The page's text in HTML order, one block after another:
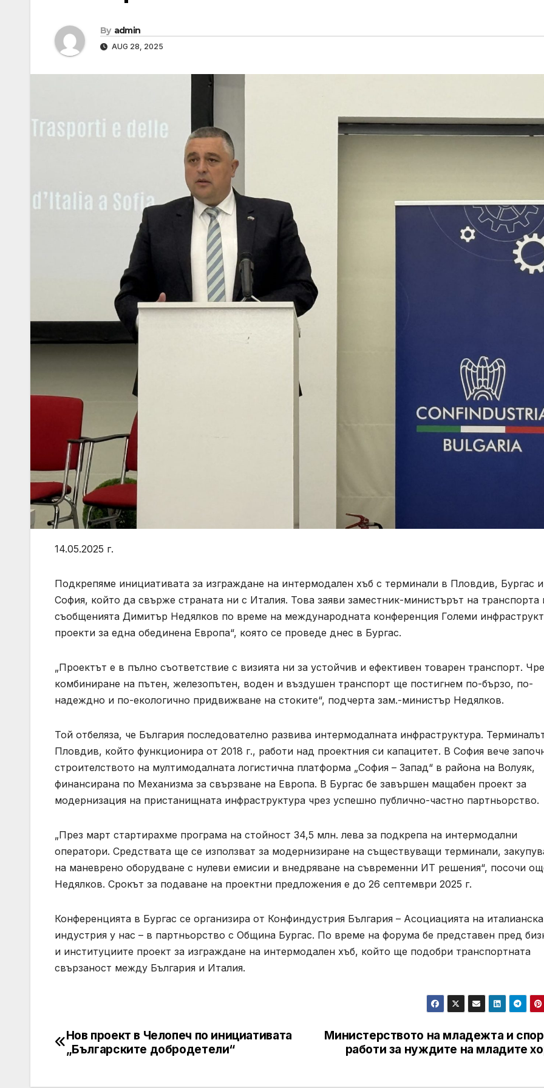
By admin
AUG 28, 2025
14.05.2025 г.
Подкрепяме инициативата за изграждане на интермодален хъб с терминали в Пловдив, Бургас и
София, който да свърже страната ни с Италия. Това заяви заместник-министърът на транспорта
съобщенията Димитър Недялков по време на международната конференция Големи
проекти за една обединена Европа“, която се проведе днес в Бургас.
„Проектът е в пълно съответствие с визията ни за устойчив и ефективен товарен транспорт.
комбиниране на пътен, железопътен, воден и въздушен транспорт ще постигнем по-бързо, по-
надеждно и по-екологично придвижване на стоките“, подчерта зам.-министър Недялков.
Той отбеляза, че България последователно развива интермодалната инфраструктура.
Пловдив, който функционира от 2018 г., работи над проектния си капацитет. В София вече
строителството на мултимодалната логистична платформа „София – Запад“ в района на Волуяк,
финансирана по Механизма за свързване на Европа. В Бургас бе завършен мащабен проект за
модернизация на пристанищната инфраструктура чрез успешно публично-частно партньорство.
„През март стартирахме програма на стойност 34,5 млн. лева за подкрепа на интермодални
оператори. Средствата ще се използват за модернизиране на съществуващи терминали,
на маневрено оборудване с нулеви емисии и внедряване на съвременни ИТ решения“, посочи
Недялков. Срокът за подаване на проектни предложения е до 26 септември 2025 г.
Конференцията в Бургас се организира от Конфиндустрия България – Асоциацията на
индустрия у нас – в партньорство с Община Бургас. По време на форума бе представен пред
и институциите проект за изграждане на интермодален хъб, който ще подобри транспортната
свързаност между България и Италия.
Post
Министерството на младежта и
работи за нуждите на младите
Нов проект в Челопеч по инициативата
„Българските добродетели“